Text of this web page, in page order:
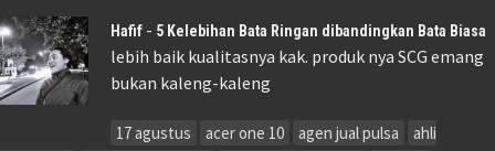
Hafif - 5 Kelebihan Bata Ringan dibandingkan Bata Biasa
lebih baik kualitasnya kak. produk nya SCG emang
bukan kaleng-kaleng
17 agustus acer one 10 agen jual pulsa
ahli